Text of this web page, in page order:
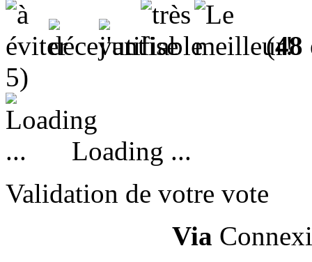
(48
5)
Loading ...
Validation de votre vote
Via